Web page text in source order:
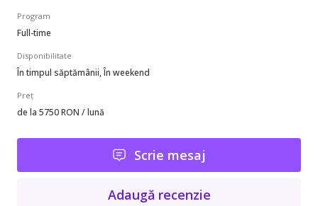
Program
Full-time
Disponibilitate
În timpul săptămânii, În weekend
Preț
de la 5750 RON / lună
Scrie mesaj
Adaugă recenzie